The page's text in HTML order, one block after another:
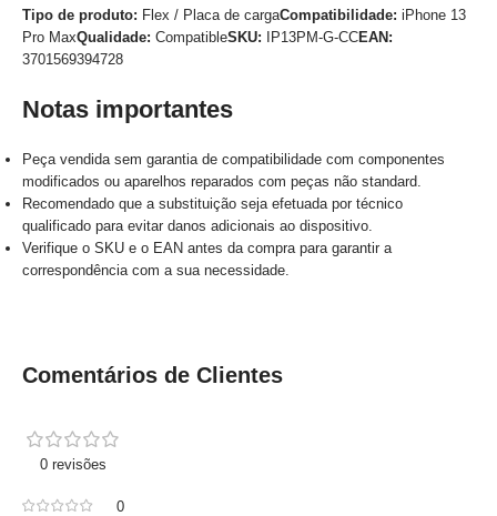
Tipo de produto: Flex / Placa de cargaCompatibilidade: iPhone 13
Pro MaxQualidade: CompatibleSKU: IP13PM-G-CCEAN:
3701569394728
Notas importantes
Peça vendida sem garantia de compatibilidade com componentes
modificados ou aparelhos reparados com peças não standard.
Recomendado que a substituição seja efetuada por técnico
qualificado para evitar danos adicionais ao dispositivo.
Verifique o SKU e o EAN antes da compra para garantir a
correspondência com a sua necessidade.
Comentários de Clientes
0 revisões
0